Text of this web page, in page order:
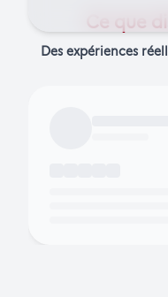
Ce que
Des expériences